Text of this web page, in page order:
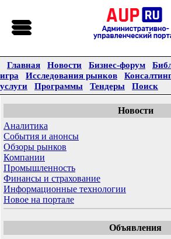
Главная Новости Бизнес-форум
игра
Исследования рынков
услуги
Программы Тендеры Поиск
Новости
Аналитика
События и анонсы
Обзоры рынков
Компании
Промышленность
Финансы и страхование
Информационные технологии
Новое на портале
Объявления